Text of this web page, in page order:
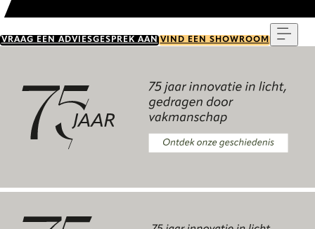
VRAAG EEN ADVIESGESPREK AAN VIND EEN SHOWROOM